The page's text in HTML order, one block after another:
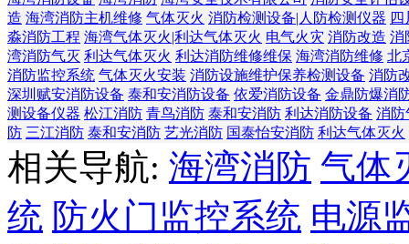
造 海湾消防主机维修 气体灭火 消防检测设备|人防检测仪器
淼消防工程 海湾气体灭火|利达气体灭火 电气火灾 消防改造 消
湾消防气灭 利达气体灭火 利达消防维修维保 海湾消防维修 北
消防监控系统 气体灭火安装 消防设施维护保养检测设备 消防
深圳赋安消防设备 泰和安消防设备 依爱消防设备 金鼎防爆消
测设备仪器 松江消防 青鸟消防 泰和安消防 利达消防设备 消防
防 三江消防 泰和安消防 艺光消防 国泰怡安消防 利达气体灭火
相关导航: 海湾消防 气体
统 防火门监控系统 电源